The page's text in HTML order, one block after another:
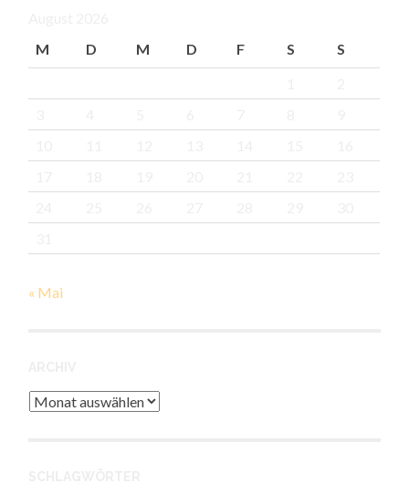
M
D M D F S
S
« Mai
Archiv